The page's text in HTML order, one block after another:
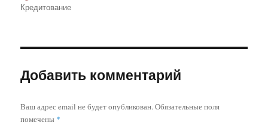
Кредитование
Добавить комментарий
Ваш адрес email не будет опубликован.Обязательные поля
помечены *